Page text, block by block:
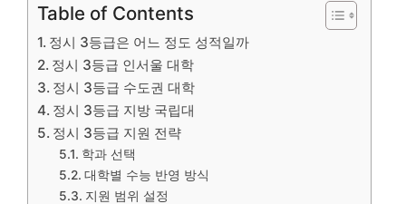
Table of Contents
정시 3등급은 어느 정도 성적일까
정시 3등급 인서울 대학
정시 3등급 수도권 대학
정시 3등급 지방 국립대
정시 3등급 지원 전략
학과 선택
대학별 수능 반영 방식
지원 범위 설정